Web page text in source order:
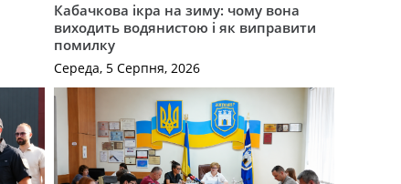
Кабачкова ікра на зиму: чому вона
виходить водянистою і як виправити
помилку
Середа, 5 Серпня, 2026